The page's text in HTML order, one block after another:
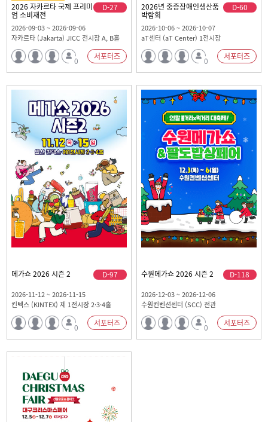
2026 자카르타 국제 프리미
엄 소비재전
D-27
2026-09-03 ~ 2026-09-06
자카르타 (Jakarta) JICC 전시장 A, B홀
0 서포터즈
2026년 중증장애인생산품
박람회
D-60
2026-10-06 ~ 2026-10-07
aT센터 (aT Center) 1전시장
0 서포터즈
메가쇼 2026 시즌 2 D-97
2026-11-12 ~ 2026-11-15
킨텍스 (KINTEX) 제 1전시장 2·3·4홀
0 서포터즈
수원메가쇼 2026 시즌 2 D-118
2026-12-03 ~ 2026-12-06
수원컨벤션센터 (SCC) 전관
0 서포터즈